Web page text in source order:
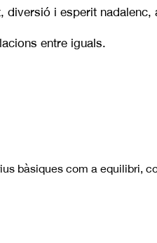
i esperit nadalenc,
entre iguals.
bàsiques com a equilibri,